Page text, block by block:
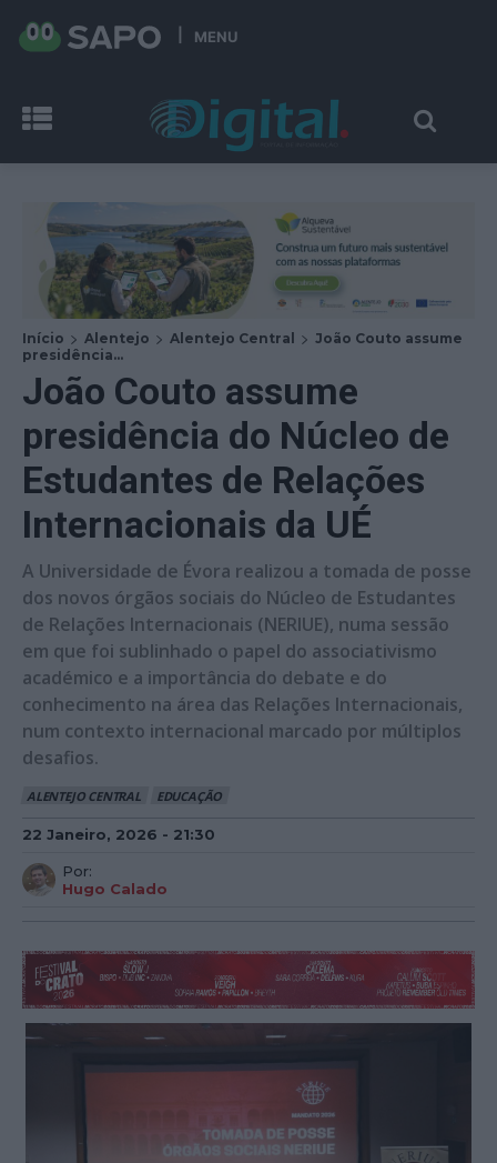
MENU
Início Alentejo Alentejo Central
João Couto assume
presidência...
João Couto assume
presidência do Núcleo de
Estudantes de Relações
Internacionais da UÉ
A Universidade de Évora realizou a tomada de posse
dos novos órgãos sociais do Núcleo de Estudantes
de Relações Internacionais (NERIUE), numa sessão
em que foi sublinhado o papel do associativismo
académico e a importância do debate e do
conhecimento na área das Relações Internacionais,
num contexto internacional marcado por múltiplos
desafios.
ALENTEJO CENTRAL EDUCAÇÃO
22 Janeiro, 2026 - 21:30
Por:
Hugo Calado